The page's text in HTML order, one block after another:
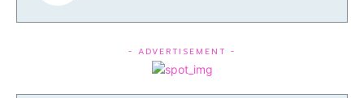
- ADVERTISEMENT -